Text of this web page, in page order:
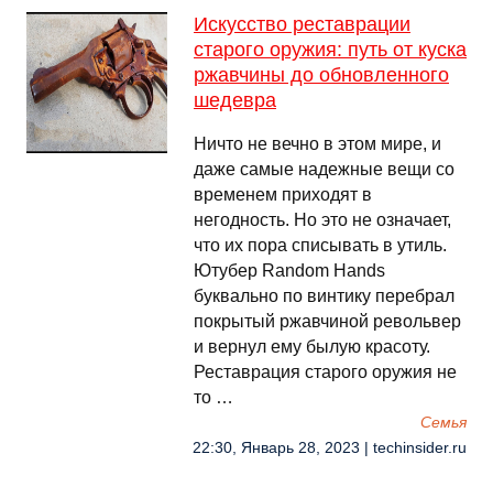
Искусство реставрации
старого оружия: путь от куска
ржавчины до обновленного
шедевра
Ничто не вечно в этом мире, и
даже самые надежные вещи со
временем приходят в
негодность. Но это не означает,
что их пора списывать в утиль.
Ютубер Random Hands
буквально по винтику перебрал
покрытый ржавчиной револьвер
и вернул ему былую красоту.
Реставрация старого оружия не
то …
Семья
22:30, Январь 28, 2023 | techinsider.ru